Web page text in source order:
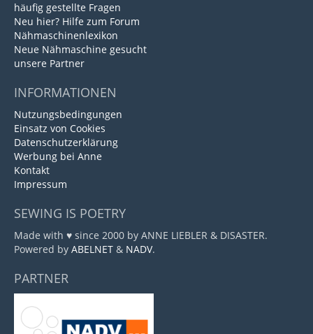
häufig gestellte Fragen
Neu hier? Hilfe zum Forum
Nähmaschinenlexikon
Neue Nähmaschine gesucht
unsere Partner
INFORMATIONEN
Nutzungsbedingungen
Einsatz von Cookies
Datenschutzerklärung
Werbung bei Anne
Kontakt
Impressum
SEWING IS POETRY
Made with ♥ since 2000 by ANNE LIEBLER & DISASTER.
Powered by ABELNET & NADV.
PARTNER